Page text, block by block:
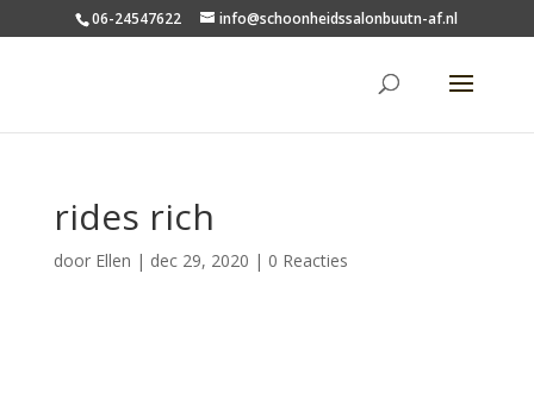
06-24547622 info@schoonheidssalonbuutn-af.nl
rides rich
door Ellen | dec 29, 2020 | 0 Reacties